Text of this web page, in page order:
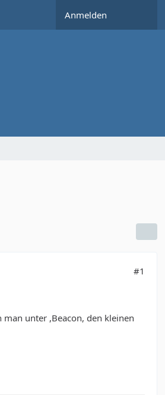
Anmelden
#1
man unter ,Beacon, den kleinen